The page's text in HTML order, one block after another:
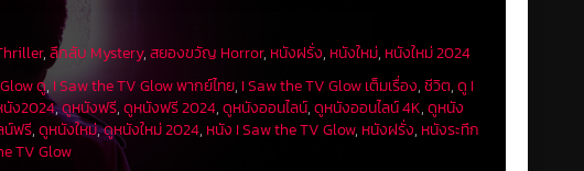
,ลึกลับ Mystery,สยองขวัญ Horror, หนังฝรั่ง, หนังใหม่, หนังใหม่ 2024
ดู, I Saw the TV Glow พากย์ไทย, I Saw the TV Glow เต็มเรื่อง,ชีวิต,ดู I
ง2024,ดูหนังฟรี,ดูหนังฟรี 2024,ดูหนังออนไลน์,ดูหนังออนไลน์ 4K,ดูหนัง
น์ฟรี,ดูหนังใหม่,ดูหนังใหม่ 2024, หนัง I Saw the TV Glow, หนังฝรั่ง, หนังระทึก
TV Glow